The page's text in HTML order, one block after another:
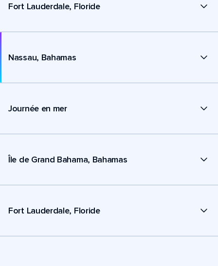
Fort Lauderdale, Floride
Nassau, Bahamas
Journée en mer
Île de Grand Bahama, Bahamas
Fort Lauderdale, Floride